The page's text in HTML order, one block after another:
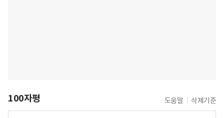
100자평 도움말 삭제기준